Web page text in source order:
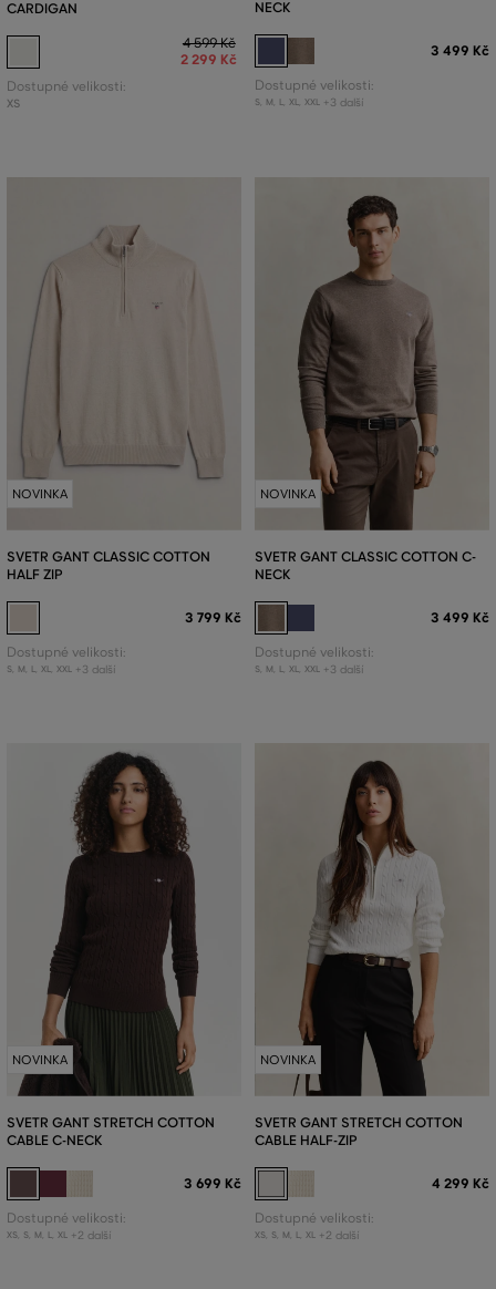
CARDIGAN
4 599 Kč
2 299 Kč
Dostupné velikosti:
XS
NECK
3 499 Kč
Dostupné velikosti:
S, M L, XL, XXL +3 další
NOVINKA
SVETR GANT CLASSIC COTTON
HALF ZIP
3 799 Kč
Dostupné velikosti:
S, M L, XL, XXL +3 další
NOVINKA
SVETR GANT CLASSIC COTTON C-
NECK
3 499 Kč
Dostupné velikosti:
S, M L, XL, XXL +3 další
NOVINKA
SVETR GANT STRETCH COTTON
CABLE C-NECK
3 699 Kč
Dostupné velikosti:
XS, S, M L, XL +2 další
NOVINKA
SVETR GANT STRETCH COTTON
CABLE HALF-ZIP
4 299 Kč
Dostupné velikosti:
XS, S, M L, XL +2 další